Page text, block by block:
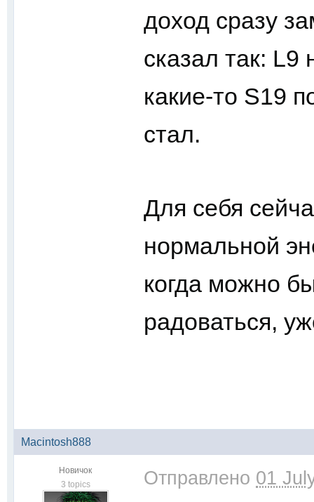
доход сразу
сказал так: L9
какие-то S19
стал.
Для себя
нормальной
когда можно
радоваться,
Macintosh888
Новичок
3 topics
Отправлено 01